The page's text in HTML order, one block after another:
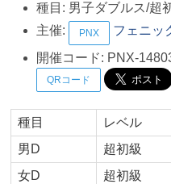
種目: 男子ダブルス/超
主催:
PNX
フェニッ
開催コード: PNX-
QRコード
種目 レベル
男D
超初級
女D
超初級